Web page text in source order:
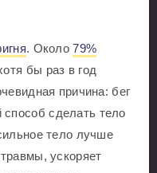
. Около79%
бы раз в год
причина: бег
сделать тело
тело лучше
ускоряет